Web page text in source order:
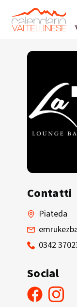
Contatti
Piateda
0342
Social